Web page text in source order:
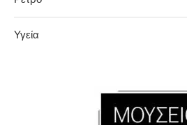
Υγεία